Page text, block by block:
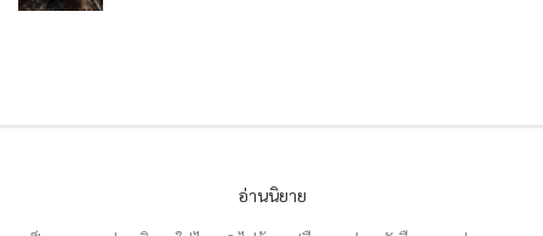
อ่านนิยาย